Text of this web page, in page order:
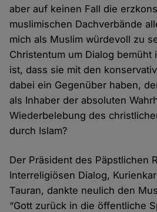
aber auf keinen Fall die
muslimischen Dachverbände
mich als Muslim würdevoll zu
Christentum um Dialog bemüht
ist, dass sie mit den
dabei ein Gegenüber haben,
als Inhaber der absoluten
Wiederbelebung des
durch Islam?
Der Präsident des Päpstlichen
Interreligiösen Dialog,
Tauran, dankte neulich den
“Gott zurück in die öffentliche